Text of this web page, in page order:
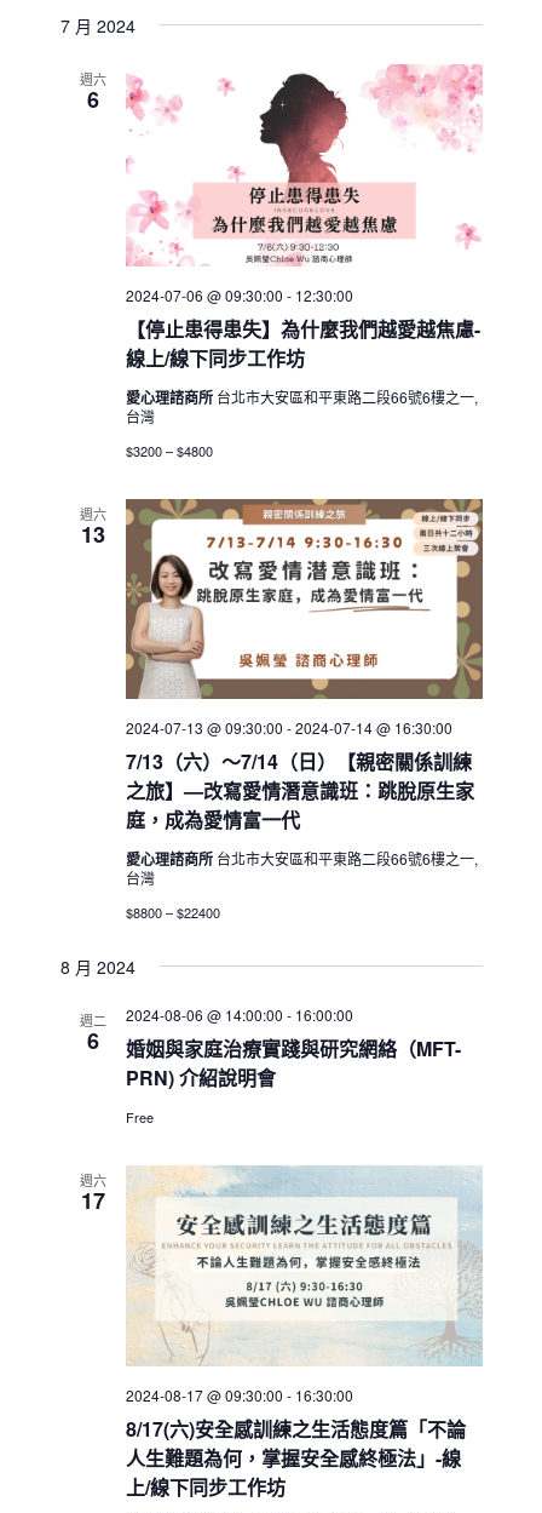
7 月 2024
週六
6
【停止患得患失】為什麼我們越愛越焦慮-
線上/線下同步工作坊
2024-07-06 @ 09:30:00 - 12:30:00
愛心理諮商所 台北市大安區和平東路二段66號6樓之一,
台灣
$3200 – $4800
週六
13
7/13（六）～7/14（日）【親密關係訓練
之旅】—改寫愛情潛意識班：跳脫原生家
庭，成為愛情富一代
2024-07-13 @ 09:30:00 -2024-07-14 @ 16:30:00
愛心理諮商所 台北市大安區和平東路二段66號6樓之一,
台灣
$8800 – $22400
8 月 2024
週二
6
婚姻與家庭治療實踐與研究網絡（MFT-
PRN) 介紹說明會
2024-08-06 @ 14:00:00 - 16:00:00
Free
週六
17
8/17(六)安全感訓練之生活態度篇「不論
人生難題為何，掌握安全感終極法」-線
上/線下同步工作坊
2024-08-17 @ 09:30:00 - 16:30:00